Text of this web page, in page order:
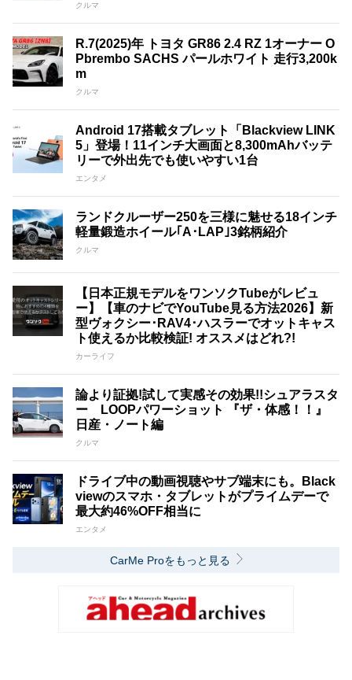
クルマ
R.7(2025)年 トヨタ GR86 2.4 RZ 1オーナー O
Pbrembo SACHS パールホワイト 走行3,200k
m
クルマ
Android 17搭載タブレット「Blackview LINK
5」登場！11インチ大画面と8,300mAhバッテ
リーで外出先でも使いやすい1台
エンタメ
ランドクルーザー250を三様に魅せる18インチ
軽量鍛造ホイール｢A･LAP｣3銘柄紹介
クルマ
【日本正規モデルをワンソクTubeがレビュ
ー】【車のナビでYouTube見る方法2026】新
型ヴォクシー･RAV4･ハスラーでオットキャス
ト使えるか比較検証! オススメはどれ?!
カーライフ
論より証拠!試して実感その効果!!シュアラスタ
ー LOOPパワーショット 『ザ・体感！！』
日産・ノート編
クルマ
ドライブ中の動画視聴やサブ端末にも。Black
viewのスマホ・タブレットがプライムデーで
最大約46%OFF相当に
エンタメ
CarMe Proをもっと見る